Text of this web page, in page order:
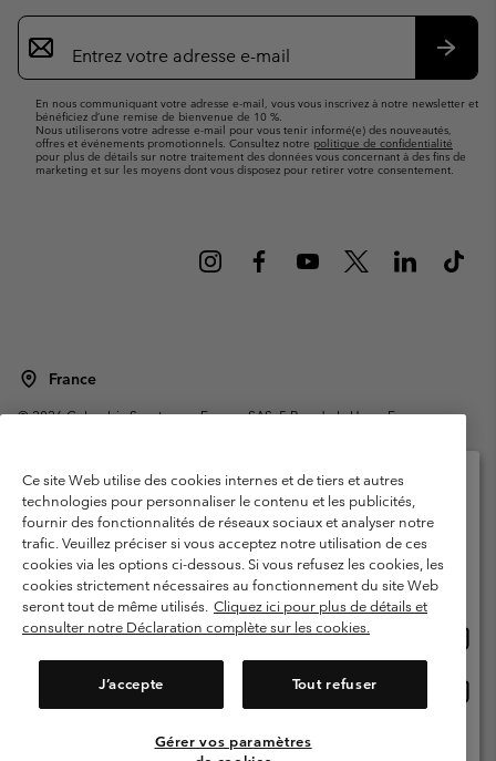
Inscription
par
e-
En nous communiquant votre adresse e-mail, vous vous inscrivez à notre newsletter et
bénéficiez d’une remise de bienvenue de 10 %.
Nous utiliserons votre adresse e-mail pour vous tenir informé(e) des nouveautés,
offres et événements promotionnels. Consultez notre politique de confidentialité
pour plus de détails sur notre traitement des données vous concernant à des fins de
marketing et sur les moyens dont vous disposez pour retirer votre consentement.
France
©2026Columbia Sportswear Europe SAS. 5 Rue de la Haye, Espace
Garanties Légales
Politique de confidentialité
Conditions d'utilisation - Membres
Conditions D'utilisation - Contenu généré par l'utilisateur
Impressum
Cookies
Public CBCR
Service client: Lun - Sam de 9h à 13h et de 14h à 18h
Ce site Web utilise des cookies internes et de tiers et autres
technologies pour personnaliser le contenu et les publicités,
fournir des fonctionnalités de réseaux sociaux et analyser notre
trafic. Veuillez préciser si vous acceptez notre utilisation de ces
cookies via les options ci-dessous. Si vous refusez les cookies, les
cookies strictement nécessaires au fonctionnement du site Web
seront tout de même utilisés. Cliquez ici pour plus de détails et
consulter notre Déclaration complète sur les cookies.
J’accepte Tout refuser
Gérer vos paramètres
Veuillez sélectionner votre pays d’expédition et
votre langue
Achats en ligne disponibles
United States
ligne
France
Voir Tous Les Pays